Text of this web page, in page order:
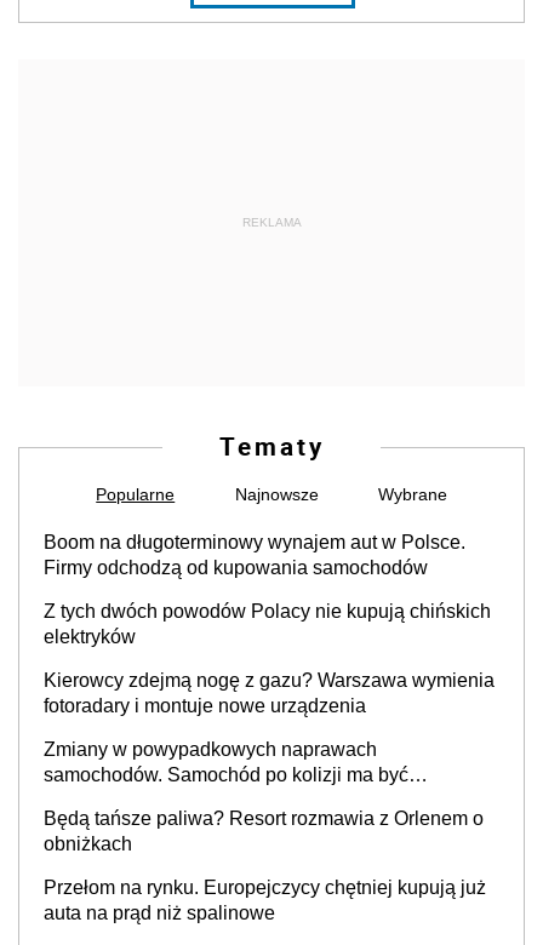
REKLAMA
Tematy
Popularne Najnowsze Wybrane
Boom na długoterminowy wynajem aut w Polsce.
Firmy odchodzą od kupowania samochodów
Z tych dwóch powodów Polacy nie kupują chińskich
elektryków
Kierowcy zdejmą nogę z gazu? Warszawa wymienia
fotoradary i montuje nowe urządzenia
Zmiany w powypadkowych naprawach
samochodów. Samochód po kolizji ma być
producenta
Będą tańsze paliwa? Resort rozmawia z Orlenem o
obniżkach
Przełom na rynku. Europejczycy chętniej kupują już
auta na prąd niż spalinowe